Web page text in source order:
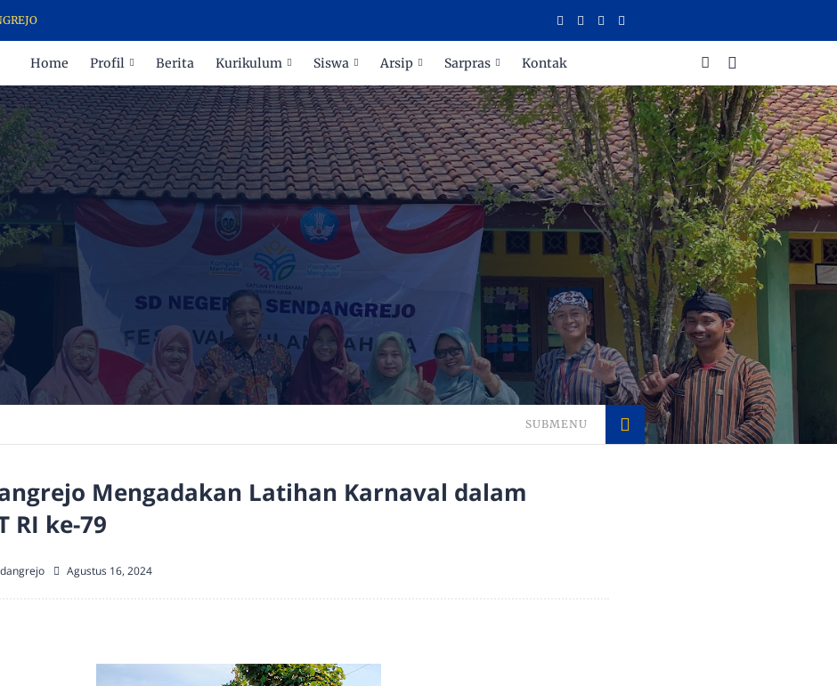
Home Profil Berita Kurikulum Siswa Arsip Sarpras Kontak
SUBMENU
Mengadakan Latihan Karnaval dalam
RI ke-79
Agustus 16, 2024